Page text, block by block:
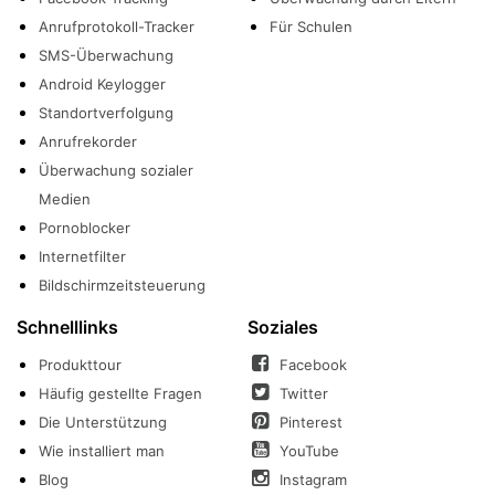
Anrufprotokoll-Tracker
SMS-Überwachung
Android Keylogger
Standortverfolgung
Anrufrekorder
Überwachung sozialer
Medien
Pornoblocker
Internetfilter
Bildschirmzeitsteuerung
Für Schulen
Schnelllinks
Produkttour
Häufig gestellte Fragen
Die Unterstützung
Wie installiert man
Blog
Soziales
Facebook
Twitter
Pinterest
YouTube
Instagram